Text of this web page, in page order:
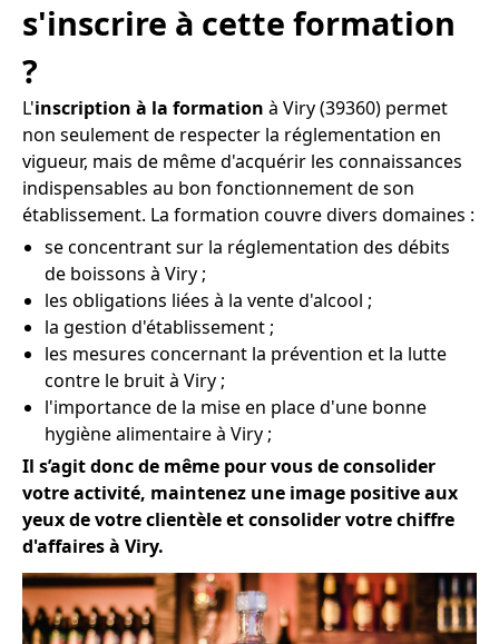
s'inscrire à cette formation
?
L'inscription à la formation à Viry (39360) permet
non seulement de respecter la réglementation en
vigueur, mais de même d'acquérir les connaissances
indispensables au bon fonctionnement de son
établissement. La formation couvre divers domaines :
se concentrant sur la réglementation des débits
de boissons à Viry ;
les obligations liées à la vente d'alcool ;
la gestion d'établissement ;
les mesures concernant la prévention et la lutte
contre le bruit à Viry ;
l'importance de la mise en place d'une bonne
hygiène alimentaire à Viry ;
Il s’agit donc de même pour vous de consolider
votre activité, maintenez une image positive aux
yeux de votre clientèle et consolider votre chiffre
d'affaires à Viry.